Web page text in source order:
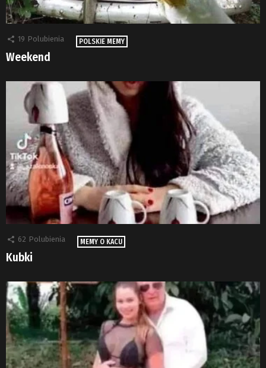
19 Polubienia POLSKIE MEMY
Weekend
62 Polubienia MEMY O KACU
Kubki